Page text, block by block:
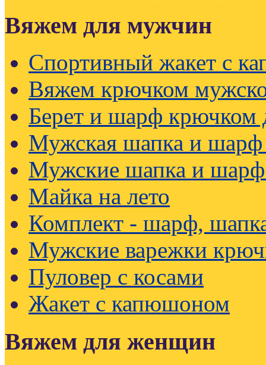
Вяжем для мужчин
Спортивный жакет с
Вяжем крючком
Берет и шарф
Мужская шапка и шарф
Мужские шапка и
Майка на лето
Комплект - шарф,
Мужские варежки
Пуловер с косами
Жакет с капюшоном
Вяжем для женщин